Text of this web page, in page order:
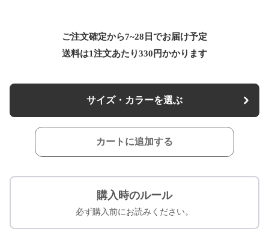
ご注文確定から7~28日でお届け予定
送料は1注文あたり330 円かかります
サイズ・カラーを選ぶ
カートに追加する
購入時のルール
必ず購入前にお読みください。